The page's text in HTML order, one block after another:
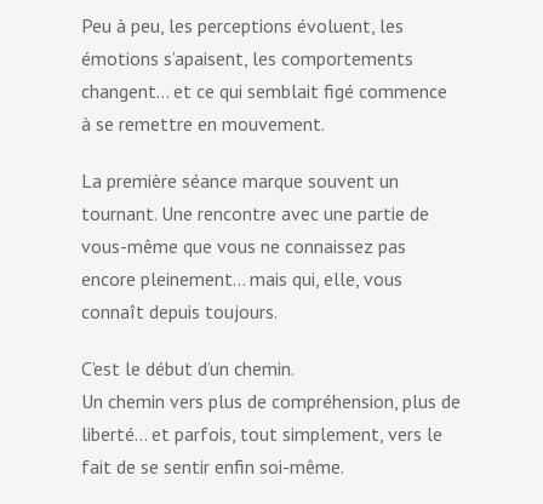
Peu à peu, les perceptions évoluent, les
émotions s’apaisent, les comportements
changent… et ce qui semblait figé commence
à se remettre en mouvement.
La première séance marque souvent un
tournant. Une rencontre avec une partie de
vous-même que vous ne connaissez pas
encore pleinement… mais qui, elle, vous
connaît depuis toujours.
C’est le début d’un chemin.
Un chemin vers plus de compréhension, plus de
liberté… et parfois, tout simplement, vers le
fait de se sentir enfin soi-même.